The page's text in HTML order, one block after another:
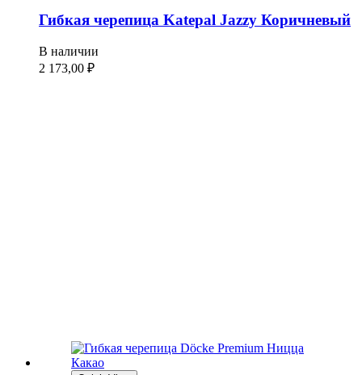
Гибкая черепица Katepal Jazzy Коричневый
В наличии
2 173,00 ₽